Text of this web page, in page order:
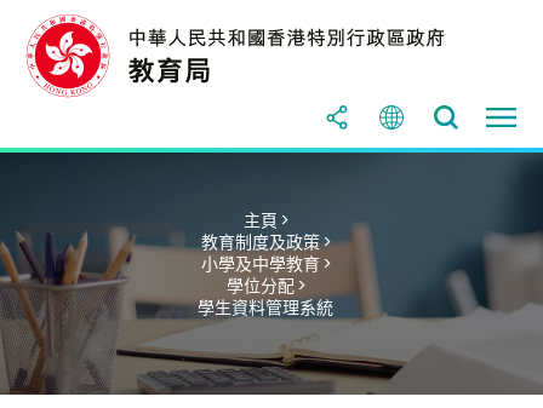
主頁 >
教育制度及政策 >
小學及中學教育 >
學位分配 >
學生資料管理系統